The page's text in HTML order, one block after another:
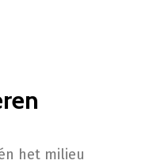
het milieu